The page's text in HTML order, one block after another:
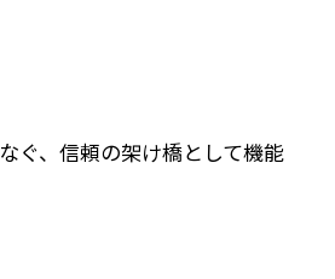
ぐ、信頼の架け橋として機能